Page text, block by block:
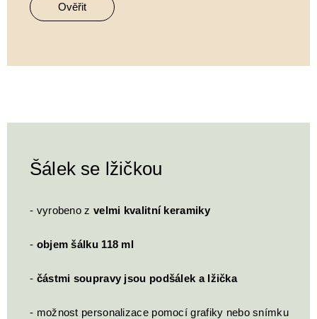
Ověřit
Šálek se lžičkou
- vyrobeno z velmi kvalitní keramiky
- objem šálku 118 ml
- částmi soupravy jsou podšálek a lžička
- možnost personalizace pomocí grafiky nebo snímku